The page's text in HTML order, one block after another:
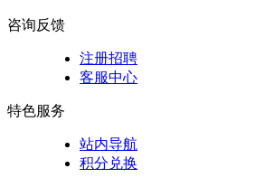
咨询反馈
注册招聘
客服中心
特色服务
站内导航
积分兑换